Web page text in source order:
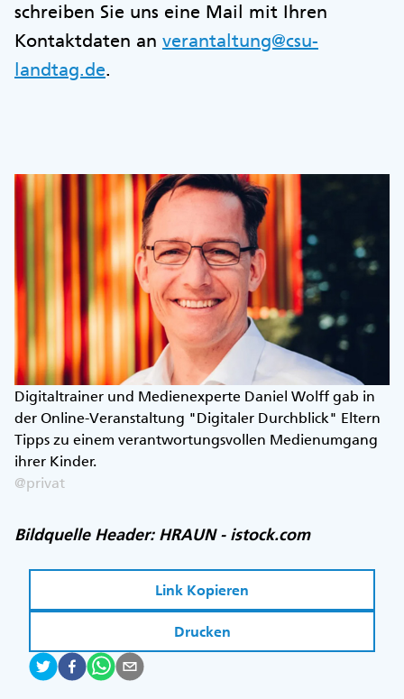
schreiben Sie uns eine Mail mit Ihren
Kontaktdaten an verantaltung@csu-
landtag.de.
Digitaltrainer und Medienexperte Daniel Wolff gab in
der Online-Veranstaltung "Digitaler Durchblick" Eltern
Tipps zu einem verantwortungsvollen Medienumgang
ihrer Kinder.
@privat
Bildquelle Header: HRAUN - istock.com
Link Kopieren
Drucken